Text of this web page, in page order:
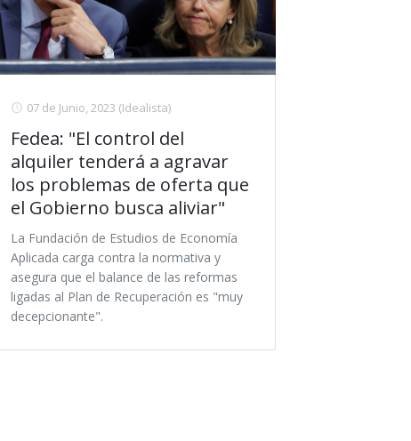
07 de Junio, 2023 (Idealista)
Fedea: "El control del
alquiler tenderá a agravar
los problemas de oferta que
el Gobierno busca aliviar"
La Fundación de Estudios de Economía
Aplicada carga contra la normativa y
asegura que el balance de las reformas
ligadas al Plan de Recuperación es "muy
decepcionante".